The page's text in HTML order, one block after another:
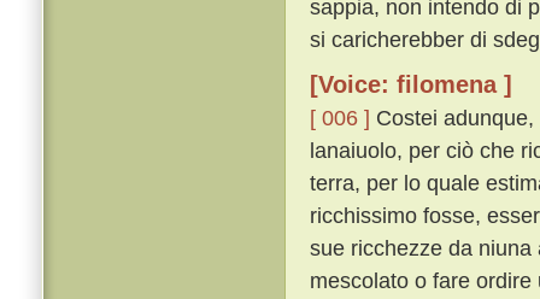
sappia, non intendo di
si caricherebber di
[Voice: filomena ]
[ 006 ] Costei
lanaiuolo, per ciò che
terra, per lo quale
ricchissimo fosse,
sue ricchezze da
mescolato o fare